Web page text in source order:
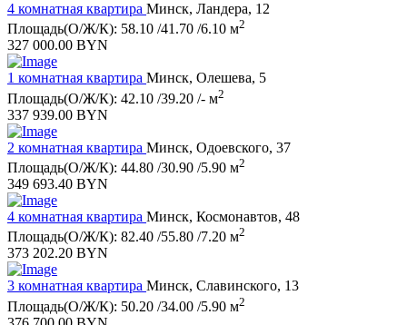
4 комнатная квартира Минск, Ландера, 12
Площадь(О/Ж/К): 58.10 /41.70 /6.10 м2
327 000.00 BYN
1 комнатная квартира Минск, Олешева, 5
Площадь(О/Ж/К): 42.10 /39.20 /- м2
337 939.00 BYN
2 комнатная квартира Минск, Одоевского, 37
Площадь(О/Ж/К): 44.80 /30.90 /5.90 м2
349 693.40 BYN
4 комнатная квартира Минск, Космонавтов, 48
Площадь(О/Ж/К): 82.40 /55.80 /7.20 м2
373 202.20 BYN
3 комнатная квартира Минск, Славинского, 13
Площадь(О/Ж/К): 50.20 /34.00 /5.90 м2